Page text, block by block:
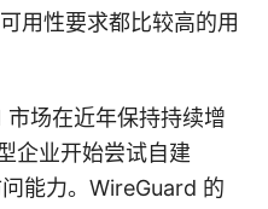
用性要求都比较高的用
场在近年保持持续增
企业开始尝试自建
能力。WireGuard 的